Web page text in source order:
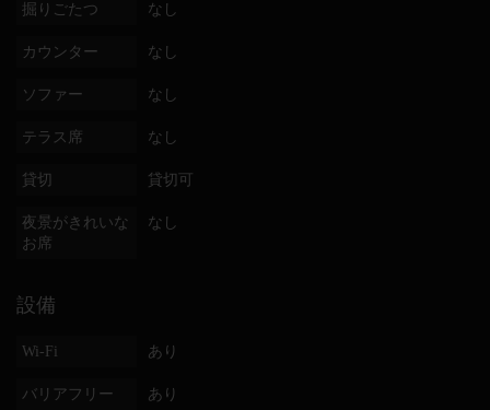
掘りごたつ なし
カウンター なし
ソファー なし
テラス席 なし
貸切 貸切可
夜景がきれいな
お席
なし
設備
Wi-Fi あり
バリアフリー あり